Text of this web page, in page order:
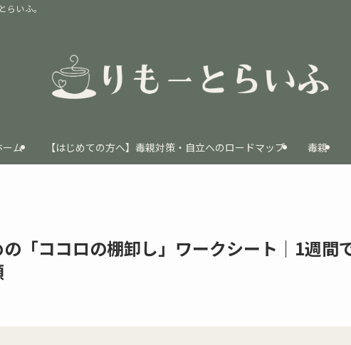
いふ。
ーム 【はじめての方へ】毒親対策・自立へのロードマップ 毒親
の「ココロの棚卸し」ワークシート｜1週間